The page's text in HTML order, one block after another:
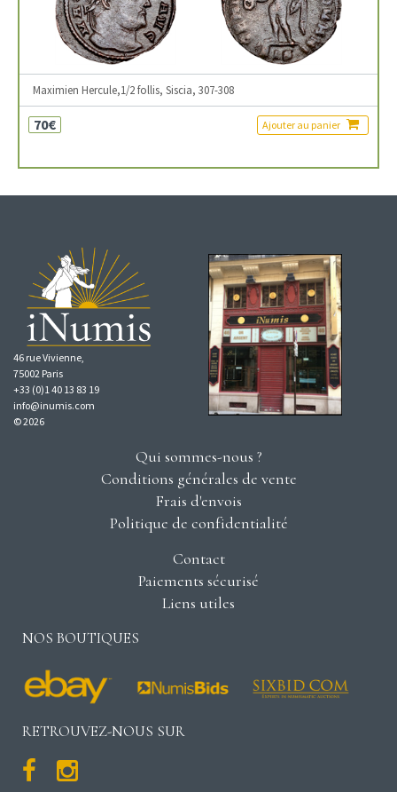
Maximien Hercule,1/2 follis, Siscia, 307-308
70€ Ajouter au panier
46 rue Vivienne,
75002 Paris
+33 (0)1 40 13 83 19
info@inumis.com
© 2026
Qui sommes-nous ?
Conditions générales de vente
Frais d'envois
Politique de confidentialité
Contact
Paiements sécurisé
Liens utiles
NOS BOUTIQUES
RETROUVEZ-NOUS SUR